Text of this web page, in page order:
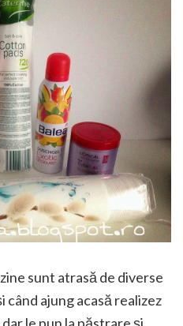
sunt atrasă de diverse
când ajung acasă realizez